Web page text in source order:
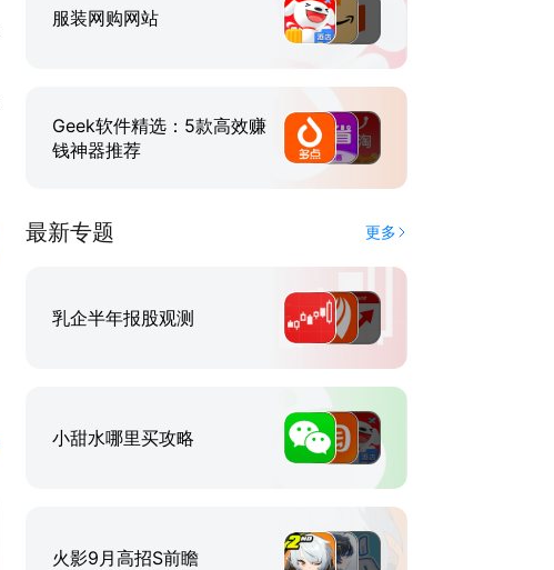
服装网购网站
Geek软件精选：5款高效赚
钱神器推荐
最新专题 更多
乳企半年报股观测
小甜水哪里买攻略
火影9月高招S前瞻